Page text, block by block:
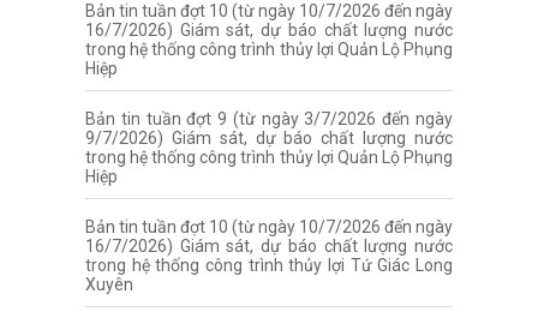
Bản tin tuần đợt 10 (từ ngày 10/7/2026 đến ngày
16/7/2026) Giám sát, dự báo chất lượng nước
trong hệ thống công trình thủy lợi Quản Lộ Phụng
Hiệp
Bản tin tuần đợt 9 (từ ngày 3/7/2026 đến ngày
9/7/2026) Giám sát, dự báo chất lượng nước
trong hệ thống công trình thủy lợi Quản Lộ Phụng
Hiệp
Bản tin tuần đợt 10 (từ ngày 10/7/2026 đến ngày
16/7/2026) Giám sát, dự báo chất lượng nước
trong hệ thống công trình thủy lợi Tứ Giác Long
Xuyên